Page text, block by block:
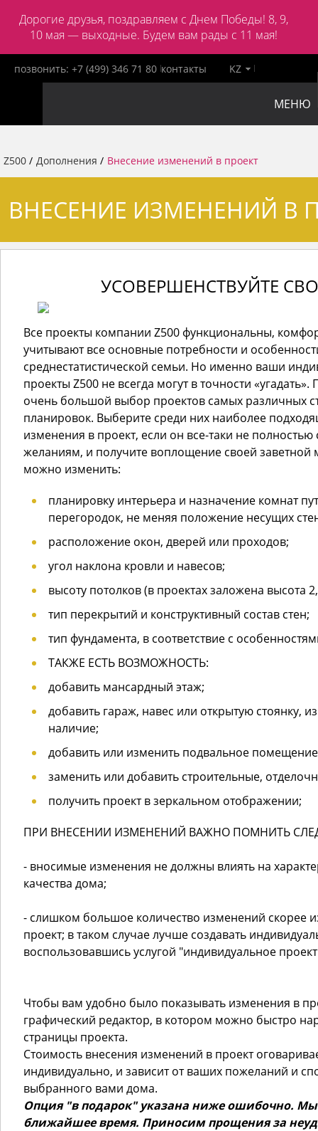
Дорогие друзья, поздравляем с Днем Победы! 8, 9,
10 мая — выходные. Будем вам рады с 11 мая!
позвонить: +7 (499) 346 71 80 контакты KZ
МЕНЮ
Z500 / Дополнения / Внесение изменений в проект
ВНЕСЕНИЕ ИЗМЕНЕНИЙ В
УСОВЕРШЕНСТВУЙТЕ
Все проекты компании Z500 функциональны,
учитывают все основные потребности и
среднестатистической семьи. Но именно ваши
проекты Z500 не всегда могут в точности
очень большой выбор проектов самых различных
планировок. Выберите среди них наиболее
изменения в проект, если он все-таки не полностью
желаниям, и получите воплощение своей заветной
можно изменить:
планировку интерьера и назначение комнат
перегородок, не меняя положение несущих
расположение окон, дверей или проходов;
угол наклона кровли и навесов;
высоту потолков (в проектах заложена высота
тип перекрытий и конструктивный состав стен;
тип фундамента, в соответствие с
ТАКЖЕ ЕСТЬ ВОЗМОЖНОСТЬ:
добавить мансардный этаж;
добавить гараж, навес или открытую стоянку,
наличие;
добавить или изменить подвальное
заменить или добавить строительные,
получить проект в зеркальном отображении;
ПРИ ВНЕСЕНИИ ИЗМЕНЕНИЙ ВАЖНО ПОМНИТЬ
- вносимые изменения не должны влиять на
качества дома;
- слишком большое количество изменений скорее
проект; в таком случае лучше создавать
воспользовавшись услугой "индивидуальное
Чтобы вам удобно было показывать изменения в
графический редактор, в котором можно быстро
страницы проекта.
Стоимость внесения изменений в проект
индивидуально, и зависит от ваших пожеланий и
выбранного вами дома.
Опция "в подарок" указана ниже ошибочно.
ближайшее время. Приносим прощения за